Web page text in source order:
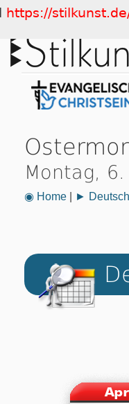
Montag,
◉ Home| ►
https://